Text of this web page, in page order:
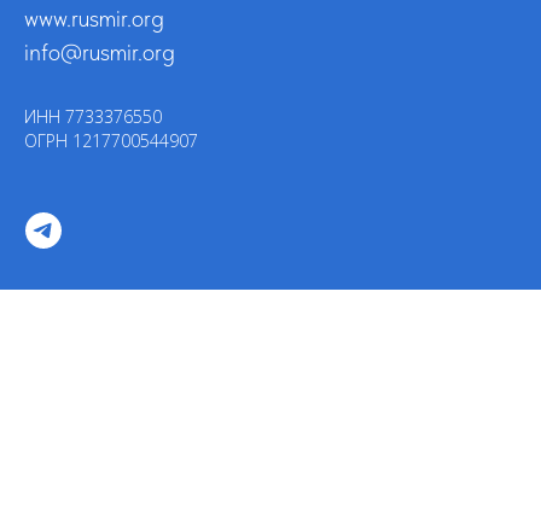
www.rusmir.org
info@rusmir.org
ИНН 7733376550
ОГРН 1217700544907